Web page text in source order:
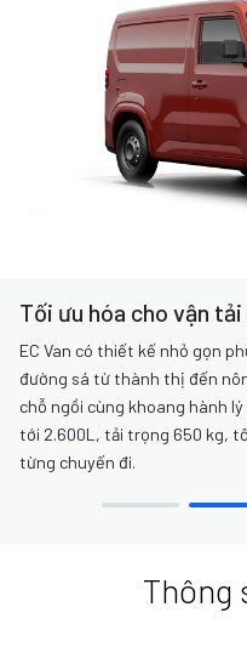
Tối ưu hóa cho vận
EC Van có thiết kế nhỏ gọn
đường sá từ thành thị đến
chỗ ngồi cùng khoang hành
tới 2.600L, tải trọng 650 kg,
từng chuyến đi.
Thông